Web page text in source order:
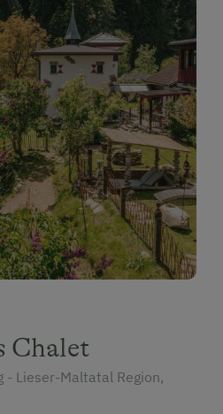
Chalet
- Lieser-Maltatal Region,